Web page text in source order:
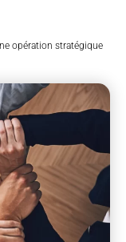
opération stratégique